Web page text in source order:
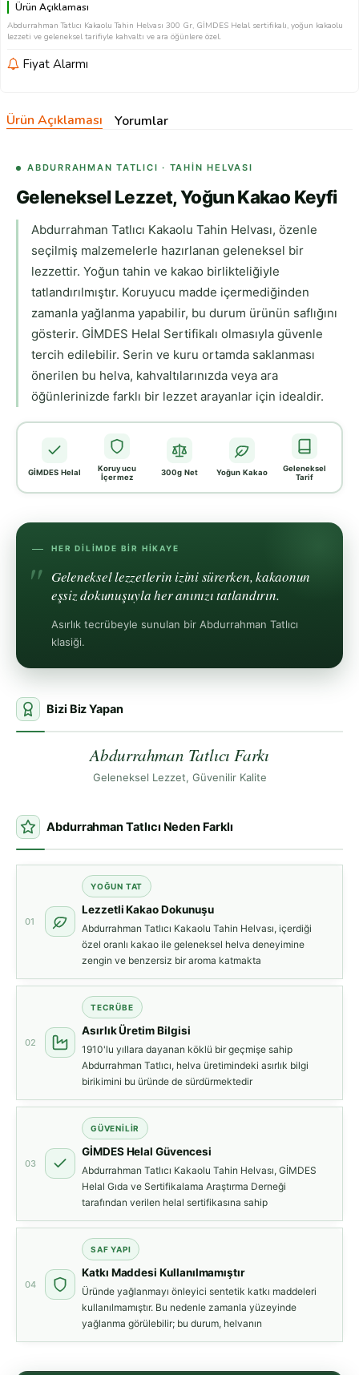
Ürün Açıklaması
Abdurrahman Tatlıcı Kakaolu Tahin Helvası 300 Gr, GİMDES Helal sertifikalı, yoğun kakaolu
lezzeti ve geleneksel tarifiyle kahvaltı ve ara öğünlere özel.
Fiyat Alarmı
Ürün Açıklaması Yorumlar
ABDURRAHMAN TATLICI · TAHIN HELVASI
Geleneksel Lezzet, Yoğun Kakao Keyfi
Abdurrahman Tatlıcı Kakaolu Tahin Helvası, özenle
seçilmiş malzemelerle hazırlanan geleneksel bir
lezzettir. Yoğun tahin ve kakao birlikteliğiyle
tatlandırılmıştır. Koruyucu madde içermediğinden
zamanla yağlanma yapabilir, bu durum ürünün saflığını
gösterir. GİMDES Helal Sertifikalı olmasıyla güvenle
tercih edilebilir. Serin ve kuru ortamda saklanması
önerilen bu helva, kahvaltılarınızda veya ara
öğünlerinizde farklı bir lezzet arayanlar için idealdir.
GİMDES Helal
Koruyucu
İçermez
300g Net Yoğun Kakao
Geleneksel
Tarif
HER DILIMDE BIR HIKAYE
Geleneksel lezzetlerin izini sürerken, kakaonun
eşsiz dokunuşuyla her anınızı tatlandırın.
Asırlık tecrübeyle sunulan bir Abdurrahman Tatlıcı
klasiği.
Bizi Biz Yapan
Abdurrahman Tatlıcı Farkı
Geleneksel Lezzet, Güvenilir Kalite
Abdurrahman Tatlıcı Neden Farklı
01
YOĞUN TAT
Lezzetli Kakao Dokunuşu
Abdurrahman Tatlıcı Kakaolu Tahin Helvası, içerdiği
özel oranlı kakao ile geleneksel helva deneyimine
zengin ve benzersiz bir aroma katmakta
02
TECRÜBE
Asırlık Üretim Bilgisi
1910'lu yıllara dayanan köklü bir geçmişe sahip
Abdurrahman Tatlıcı, helva üretimindeki asırlık bilgi
birikimini bu üründe de sürdürmektedir
03
GÜVENILIR
GİMDES Helal Güvencesi
Abdurrahman Tatlıcı Kakaolu Tahin Helvası, GİMDES
Helal Gıda ve Sertifikalama Araştırma Derneği
tarafından verilen helal sertifikasına sahip
04
SAF YAPI
Katkı Maddesi Kullanılmamıştır
Üründe yağlanmayı önleyici sentetik katkı maddeleri
kullanılmamıştır. Bu nedenle zamanla yüzeyinde
yağlanma görülebilir; bu durum, helvanın